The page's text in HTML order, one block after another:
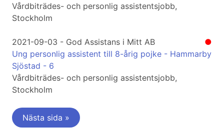
Vårdbiträdes- och personlig assistentsjobb,
Stockholm
●
2021-09-03 - God Assistans i Mitt AB
Ung personlig assistent till 8-årig pojke - Hammarby
Sjöstad - 6
Vårdbiträdes- och personlig assistentsjobb,
Stockholm
Nästa sida »